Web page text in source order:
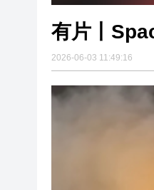
有片丨
2026-06-03 11:49:16